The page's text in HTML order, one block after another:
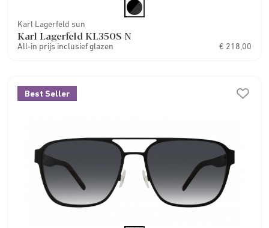
Karl Lagerfeld sun
Karl Lagerfeld KL350S N
All-in prijs inclusief glazen € 218,00
Best Seller